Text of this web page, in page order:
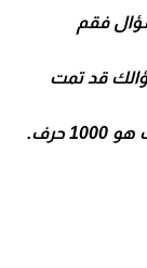
فقم
قد تمت
حرف.